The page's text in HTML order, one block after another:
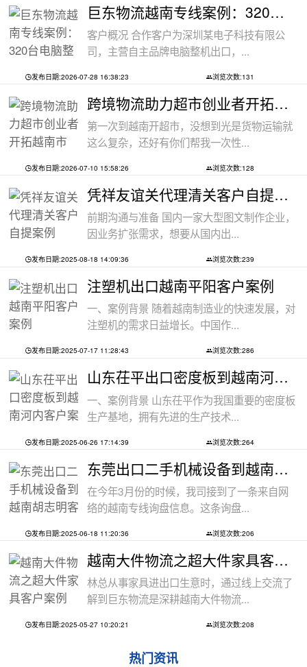
巨东物流越南专线案例：320台电脑整机
客户概况 合作客户为深圳某电子科技有限公
司，主营自主品牌电脑整机出口，...
发布日期:2026-07-28 16:38:23 浏览次数:131
跨境物流助力超市创业者开拓越南市场：
第一次到越南开超市，没想到光是货物运输就
这么复杂，还好有你们帮我一次性...
发布日期:2026-07-10 15:58:26 浏览次数:128
凭祥友谊关代理清关客户自提案例
前期沟通与准备 国内一家大型图文制作企业，
因业务扩张需求，想要从国内出...
发布日期:2025-08-18 14:09:36 浏览次数:239
注塑机出口越南平阳客户案例
一、案例背景 随着越南制造业的快速发展，对
注塑机的需求日益增长。中国作...
发布日期:2025-07-17 11:28:43 浏览次数:286
山东茌平出口密度板到越南河内客户案例
一、案例背景 山东茌平作为我国重要的密度板
生产基地，拥有先进的生产技术...
发布日期:2025-06-26 17:14:39 浏览次数:264
东莞出口二手机械设备到越南胡志明客户
在今年3月份的时候，我司接到了一条来自网
络的越南专线询盘信息。这条询盘...
发布日期:2025-06-18 11:20:36 浏览次数:206
越南大件物流之超大件家具客户案例
林总从事家具进出口生意时，通过线上交流了
解到巨东物流是深耕越南大件物流...
发布日期:2025-05-27 10:20:21 浏览次数:208
热门资讯